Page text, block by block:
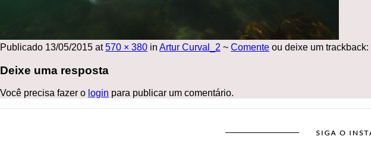
Publicado 13/05/2015 at570 × 380 in Artur Curval_2 ~ Comente ou deixe um trackback:
Deixe uma resposta
Você precisa fazer o login para publicar um comentário.